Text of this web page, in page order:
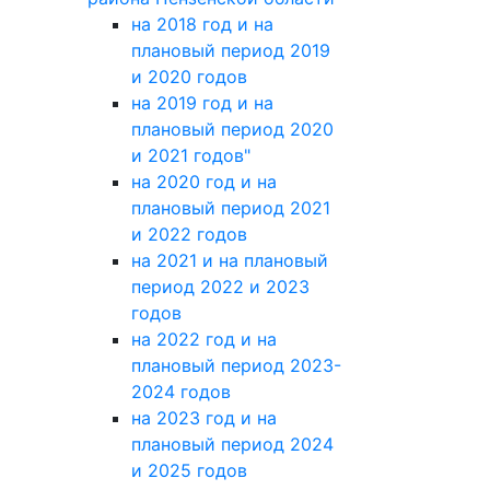
на 2018 год и на
плановый период 2019
и 2020 годов
на 2019 год и на
плановый период 2020
и 2021 годов"
на 2020 год и на
плановый период 2021
и 2022 годов
на 2021 и на плановый
период 2022 и 2023
годов
на 2022 год и на
плановый период 2023-
2024 годов
на 2023 год и на
плановый период 2024
и 2025 годов